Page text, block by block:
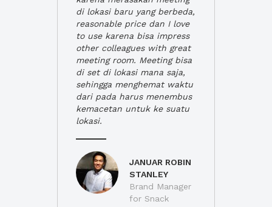
di lokasi baru yang berbeda,
reasonable price dan I love
to use karena bisa impress
other colleagues with great
meeting room. Meeting bisa
di set di lokasi mana saja,
sehingga menghemat waktu
dari pada harus menembus
kemacetan untuk ke suatu
lokasi.
JANUAR ROBIN
STANLEY
Brand Manager
for Snack